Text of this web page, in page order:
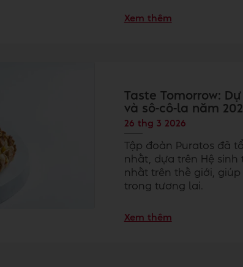
Xem thêm
Taste Tomorrow:
và sô-cô-la năm
26 thg 3 2026
Tập đoàn Puratos đã
nhất, dựa trên Hệ
nhất trên thế giới,
trong tương lai.
Xem thêm